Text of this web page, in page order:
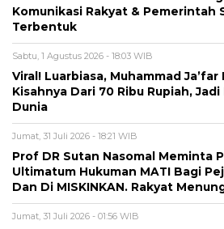
Komunikasi Rakyat & Pemerintah
Terbentuk
Sabtu, 1 Agustus 2026 - 18:03 WIB
Viral! Luarbiasa, Muhammad
Kisahnya Dari 70 Ribu Rupiah,
Dunia
Jumat, 31 Juli 2026 - 18:21 WIB
Prof DR Sutan Nasomal Meminta
Ultimatum Hukuman MATI Bagi
Dan Di MISKINKAN. Rakyat
Jumat, 31 Juli 2026 - 01:56 WIB